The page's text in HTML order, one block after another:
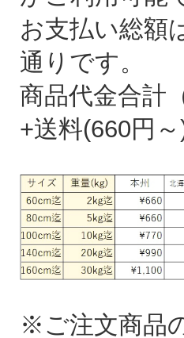
お支払い総額
通りです。
商品代金合計
+送料(660円
※ご注文商品